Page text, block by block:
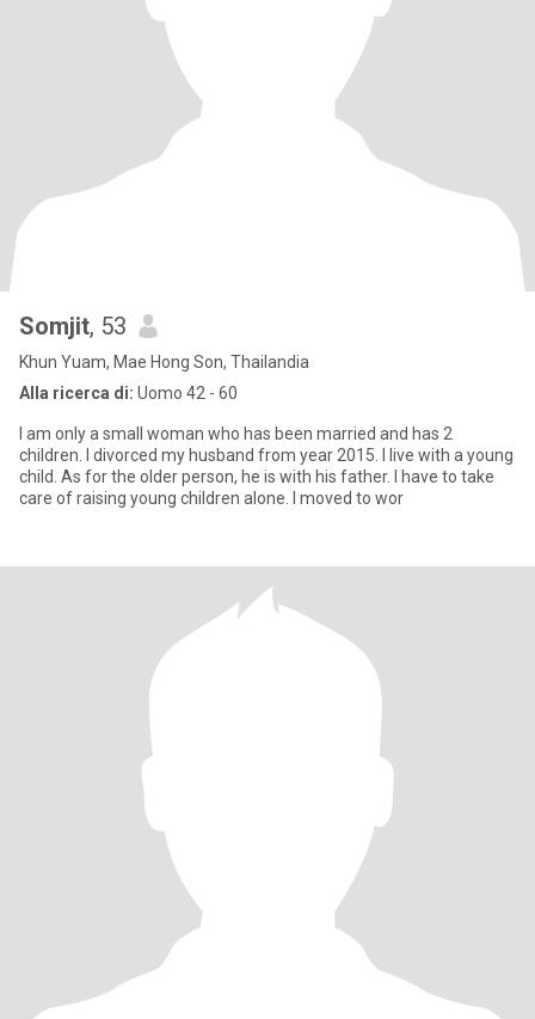
Somjit, 53
Khun Yuam, Mae Hong Son, Thailandia
Alla ricerca di: Uomo 42 - 60
I am only a small woman who has been married and has 2
children. I divorced my husband from year 2015. I live with a young
child. As for the older person, he is with his father. I have to take
care of raising young children alone. I moved to wor